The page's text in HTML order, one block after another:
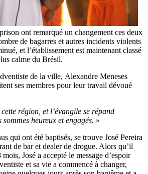
ont remarqué un changement ces deux
de bagarres et autres incidents violents
et l’établissement est maintenant classé
calme du Brésil.
de la ville, Alexandre Meneses
ses membres pour leur travail dévoué
région, et l’évangile se répand
sommes heureux et engagés. »
qui ont été baptisés, se trouve José Pereira
de bar et dealer de drogue. Alors qu’il
José a accepté le message d’espoir
et sa vie a commencé à changer,